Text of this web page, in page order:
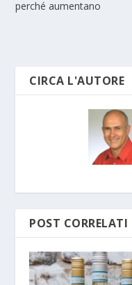
perché aumentano
CIRCA L'AUTORE
POST CORRELATI